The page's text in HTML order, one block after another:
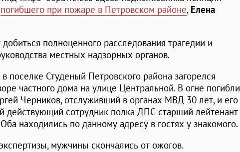
погибшего при пожаре в Петровском районе, Елена
полноценного расследования трагедии и
местных надзорных органов.
поселке Студеный Петровского района загорелся
частного дома на улице Центральной. В огне погибли
Черников, отслуживший в органах МВД 30 лет, и его
действующий сотрудник полка ДПС старший лейтенант
находились по данному адресу в гостях у знакомого.
мужчины скончались от ожогов.